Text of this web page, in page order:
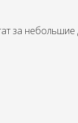
за небольшие